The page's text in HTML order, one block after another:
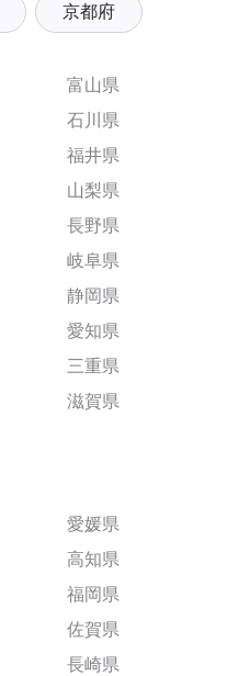
京都府
富山県
石川県
福井県
山梨県
長野県
岐阜県
静岡県
愛知県
三重県
滋賀県
愛媛県
高知県
福岡県
佐賀県
長崎県